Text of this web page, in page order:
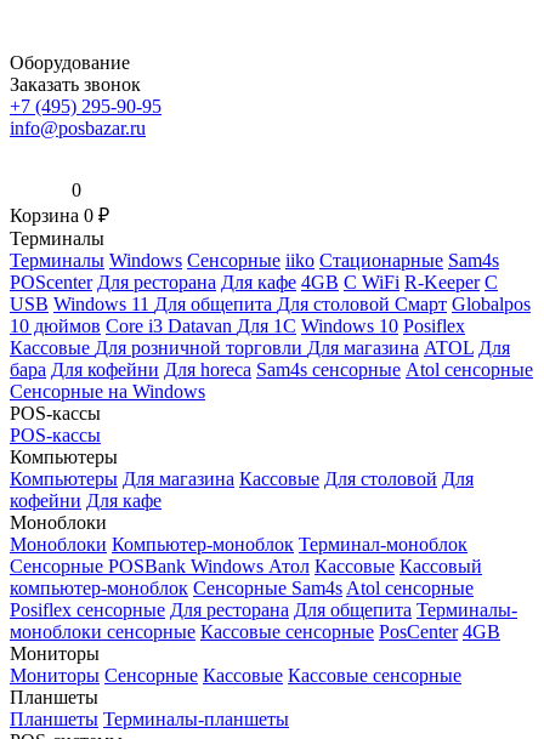
Оборудование
Заказать звонок
+7 (495) 295-90-95
info@posbazar.ru
0
Корзина 0 ₽
Терминалы
Терминалы Windows Сенсорные iiko Стационарные Sam4s
POScenter Для ресторана Для кафе 4GB С WiFi R-Keeper С
USB Windows 11 Для общепита Для столовой Смарт Globalpos
10 дюймов Core i3 Datavan Для 1С Windows 10 Posiflex
Кассовые Для розничной торговли Для магазина ATOL Для
бара Для кофейни Для horeca Sam4s сенсорные Atol сенсорные
Сенсорные на Windows
POS-кассы
POS-кассы
Компьютеры
Компьютеры Для магазина Кассовые Для столовой Для
кофейни Для кафе
Моноблоки
Моноблоки Компьютер-моноблок Терминал-моноблок
Сенсорные POSBank Windows Атол Кассовые Кассовый
компьютер-моноблок Сенсорные Sam4s Atol сенсорные
Posiflex сенсорные Для ресторана Для общепита Терминалы-
моноблоки сенсорные Кассовые сенсорные PosCenter 4GB
Мониторы
Мониторы Сенсорные Кассовые Кассовые сенсорные
Планшеты
Планшеты Терминалы-планшеты